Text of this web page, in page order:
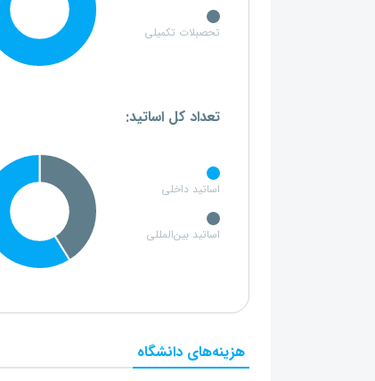
تحصبلات تکمیلی
تعداد کل اساتید:
اساتید داخلی
اساتید بین‌المللی
هزینه‌های دانشگاه